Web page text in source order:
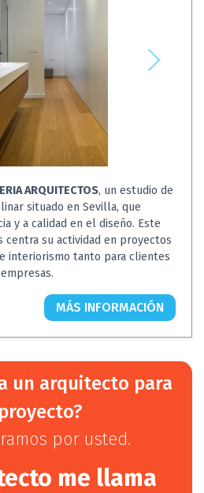
ARQUITECTOS, un estudio de
situado en Sevilla, que
y a calidad en el diseño. Este
centra su actividad en proyectos
interiorismo tanto para clientes
MÁS INFORMACIÓN
un arquitecto para
por usted.
me llama